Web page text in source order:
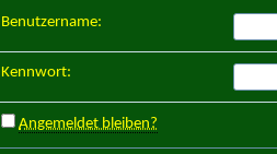
Benutzername:
Kennwort:
Angemeldet bleiben?